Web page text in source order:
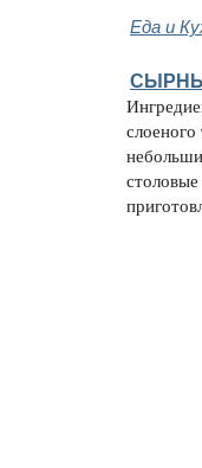
Еда и